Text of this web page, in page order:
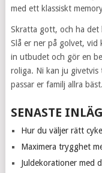
med ett klassiskt
Skratta gott, och ha det
Slå er ner på golvet, vid
in utbudet och gör en
roliga. Ni kan ju givetvis
passar er familj allra bäst.
SENASTE
Hur du väljer rätt
Maximera trygghet
Juldekorationer med